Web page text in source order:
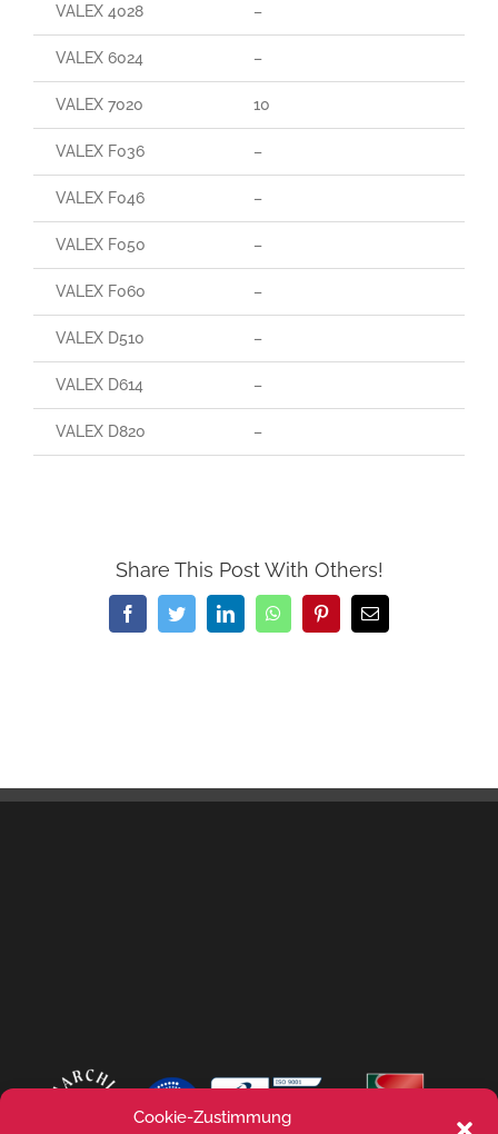
Cookie-Zustimmung
VALEX 4028 –
VALEX 6024 –
VALEX 7020 10
VALEX F036 –
VALEX F046 –
VALEX F050 –
VALEX F060 –
VALEX D510 –
VALEX D614 –
VALEX D820 –
Share This Post With Others!
FacebookTwitterLinkedInWhatsAppPinterestEmail